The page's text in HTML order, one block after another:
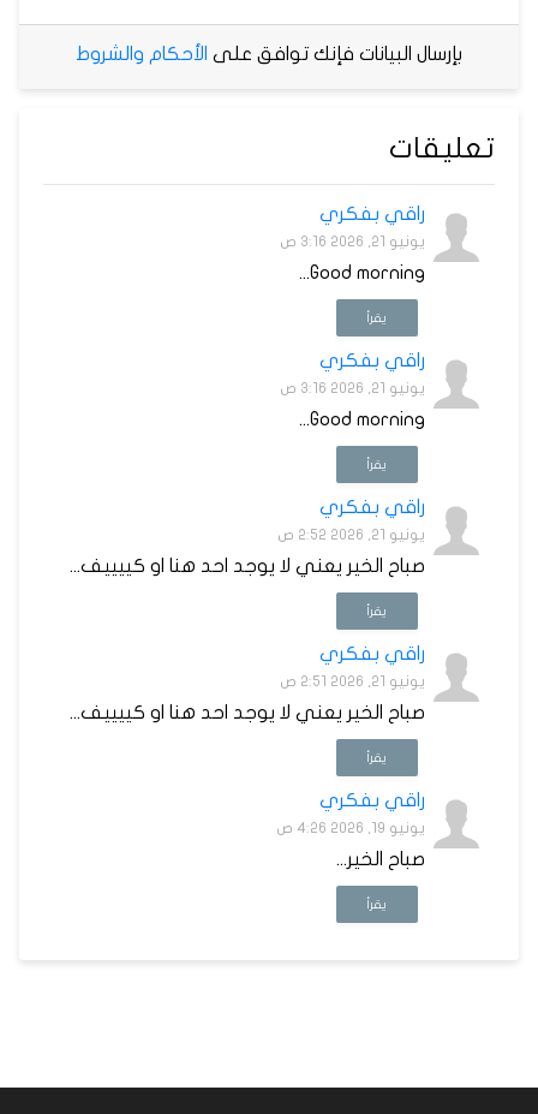
بإرسال البيانات فإنك توافق على الأحكام والشروط
تعليقات
راقي بفكري
يونيو 21, 2026 3:16 ص
Good morning...
يقرأ
راقي بفكري
يونيو 21, 2026 3:16 ص
Good morning...
يقرأ
راقي بفكري
يونيو 21, 2026 2:52 ص
صباح الخير يعني لا يوجد احد هنا او كييييف...
يقرأ
راقي بفكري
يونيو 21, 2026 2:51 ص
صباح الخير يعني لا يوجد احد هنا او كييييف...
يقرأ
راقي بفكري
يونيو 19, 2026 4:26 ص
صباح الخير...
يقرأ